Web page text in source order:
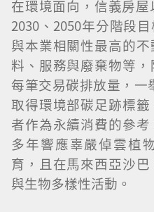
在環境面向，信義房
2030、2050年分階段
與本業相關性最高的
料、服務與廢棄物等
每筆交易碳排放量，一
取得環境部碳足跡標
者作為永續消費的參
多年響應辜嚴倬雲植
育，且在馬來西亞沙
與生物多樣性活動。